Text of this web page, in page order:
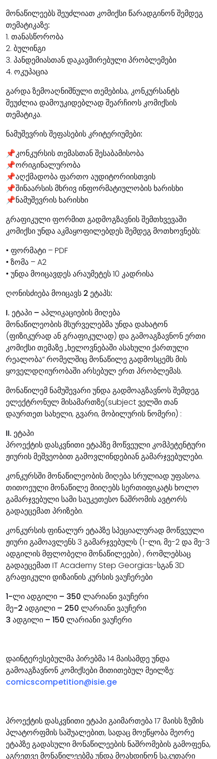
მონაწილეებს შეუძლიათ კომიქსი წარადგინონ შემდეგ
თემატიკაზე:
1. თანასწორობა
2. ბულინგი
3. პანდემიასთან დაკავშირებული პრობლემები
4. ოკუპაცია
გარდა ზემოაღნიშნული თემებისა, კონკურსანტს
შეუძლია დამოუკიდებლად შეარჩიოს კომიქსის
თემატიკა.
ნამუშევრის შეფასების კრიტერიუმები:
📌კონკურსის თემასთან შესაბამისობა
📌ორიგინალურობა
📌აღქმადობა ფართო აუდიტორიისთვის
📌შინაარსის მხრივ ინფორმატიულობის ხარისხი
📌ნამუშევრის ხარისხი
გრაფიკული ფორმით გადმოგზავნის შემთხვევაში
კომიქსი უნდა აკმაყოფილებდეს შემდეგ მოთხოვნებს:
• ფორმატი – PDF
• ზომა – A2
• უნდა მოიცავდეს არაუმეტეს 10 კადრისა
ღონისძიება მოიცავს 2 ეტაპს:
I. ეტაპი – აპლიკაციების მიღება
მონაწილეობის მსურველებმა უნდა დახატონ
(ფიზიკურად ან გრაფიკულად) და გამოაგზავნონ ერთი
კომიქსი თემაზე „ხელოვნებაში ასახული ქართული
რეალობა“ რომელშიც მონაწილე გადმოსცემს მის
ყოველდღიურობაში არსებულ ერთ პრობლემას.
მონაწილემ ნამუშევარი უნდა გადმოაგზავნოს შემდეგ
ელექტრონულ მისამართზე(subject ველში თან
დაურთეთ სახელი, გვარი, მობილურის ნომერი) :
II. ეტაპი
პროექტის დასკვნითი ეტაპზე მოწვეული კომპეტენტური
ჟიურის მეშვეობით გამოვლინდებიან გამარჯვებულები.
კონკურსში მონაწილეობის მიღება სრულიად უფასოა.
თითოეული მონაწილე მიიღებს სერთიფიკატს ხოლო
გამარჯვებული სამი საუკეთესო ნაშრომის ავტორს
გადაეცემათ პრიზები.
კონკურსის ფინალურ ეტაპზე სპეციალურად მოწვეული
ჟიური გამოავლენს 3 გამარჯვებულს (1-ლი, მე-2 და მე-3
ადგილის მფლობელი მონაწილეები) , რომლებსაც
გადაეცემათ IT Academy Step Georgias-სგან 3D
გრაფიკული დიზაინის კურსის ვაუჩერები
1-ლი ადგილი – 350 ლარიანი ვაუჩერი
მე-2 ადგილი – 250 ლარიანი ვაუჩერი
3 ადგილი – 150 ლარიანი ვაუჩერი
დაინტერესებულმა პირებმა 14 მაისამდე უნდა
გამოაგზავნონ კომიქსები მითითებულ მეილზე:
comicscompetition@isie.ge
პროექტის დასკვნითი ეტაპი გაიმართება 17 მაისს ზუმის
პლატორფმის საშუალებით, სადაც მოეწყობა მეორე
ეტაპზე გადასული მონაწილეების ნაშრომების გამოფენა,
აგრეთვე მონაწილეებმა უნდა მოახდინონ საკუთარი